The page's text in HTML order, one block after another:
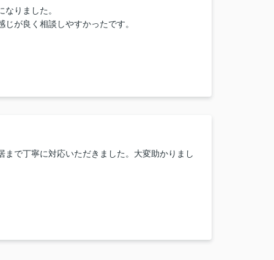
なりました。
じが良く相談しやすかったです。
まで丁寧に対応いただきました。大変助かりまし